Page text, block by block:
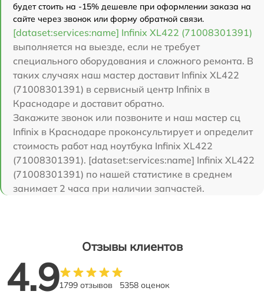
будет стоить на -15% дешевле при оформлении заказа на
сайте через звонок или форму обратной связи.
[dataset:services:name] Infinix XL422 (71008301391)
выполняется на выезде, если не требует
специального оборудования и сложного ремонта. В
таких случаях наш мастер доставит Infinix XL422
(71008301391) в сервисный центр Infinix в
Краснодаре и доставит обратно.
Закажите звонок или позвоните и наш мастер сц
Infinix в Краснодаре проконсультирует и определит
стоимость работ над ноутбука Infinix XL422
(71008301391). [dataset:services:name] Infinix XL422
(71008301391) по нашей статистике в среднем
занимает 2 часа при наличии запчастей.
Отзывы клиентов
4.91799 отзывов 5358 оценок